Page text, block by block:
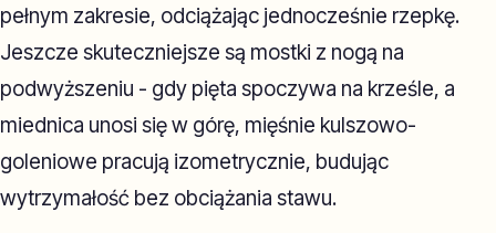
pełnym zakresie, odciążając jednocześnie rzepkę.
Jeszcze skuteczniejsze są mostki z nogą na
podwyższeniu - gdy pięta spoczywa na krześle, a
miednica unosi się w górę, mięśnie kulszowo-
goleniowe pracują izometrycznie, budując
wytrzymałość bez obciążania stawu.